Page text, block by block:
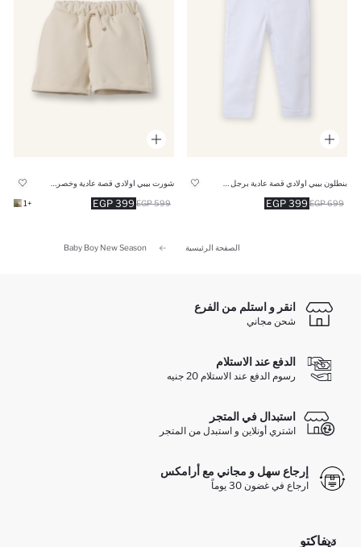
399 EGP 699 EGP
399 EGP 599 EGP
+1
الصفحة الرئيسية Baby Boy New Season
انقر و استلم من الفرع
شحن مجاني
الدفع عند الاستلام
رسوم الدفع عند الاستلام 20 جنيه
استبدال في المتجر
اشتري أونلاين و استبدل من المتجر
إرجاع سهل و مجاني مع أرامكس
ارجاع في غضون 30 يوماً
ديفاكتو